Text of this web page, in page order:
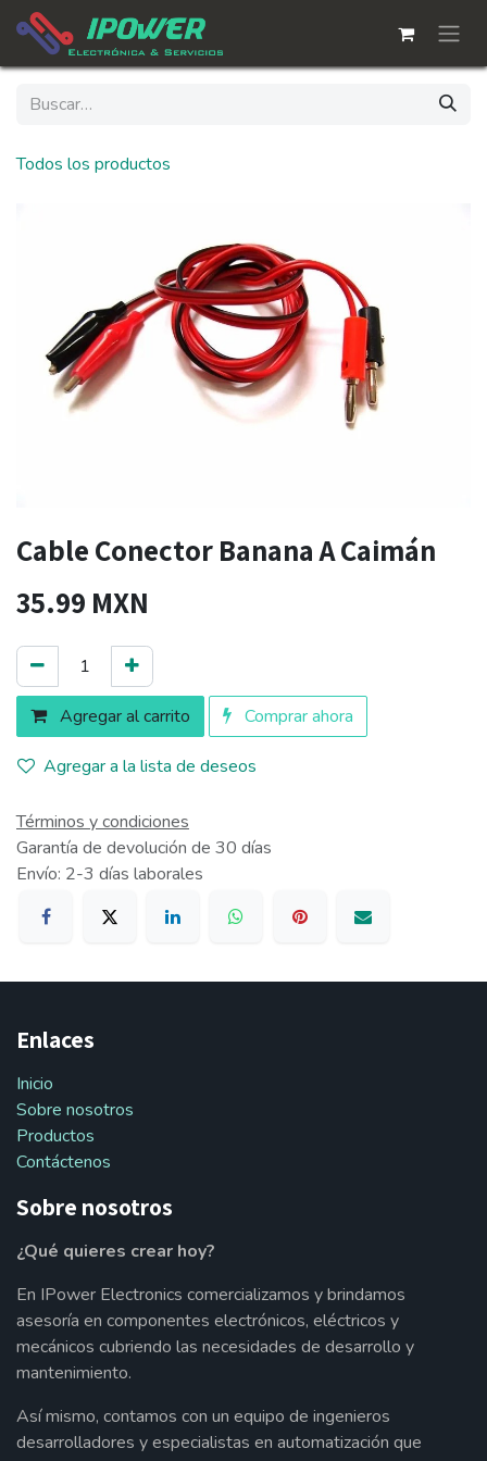
Ir al contenido
Todos los productos
Cable Conector Banana A Caimán
35.99 MXN
Agregar al carrito Comprar ahora
Agregar a la lista de deseos
Términos y condiciones
Garantía de devolución de 30 días
Envío: 2-3 días laborales
Enlaces
Inicio
Sobre nosotros
Productos
Contáctenos
Sobre nosotros
¿Qué quieres crear hoy?
En IPower Electronics comercializamos y brindamos
asesoría en componentes electrónicos, eléctricos y
mecánicos cubriendo las necesidades de desarrollo y
mantenimiento.
Así mismo, contamos con un equipo de ingenieros
desarrolladores y especialistas en automatización que